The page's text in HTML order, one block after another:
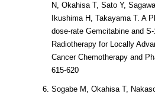
N, Okahisa T, Sato Y,
Ikushima H, Takayama T. A
dose-rate Gemcitabine and
Radiotherapy for Locally
Cancer Chemotherapy and
615-620
Sogabe M, Okahisa T,